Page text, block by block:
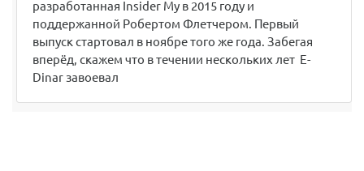
разработанная Insider My в 2015 году и
поддержанной Робертом Флетчером. Первый
выпуск стартовал в ноябре того же года. Забегая
вперёд, скажем что в течении нескольких лет E-
Dinar завоевал